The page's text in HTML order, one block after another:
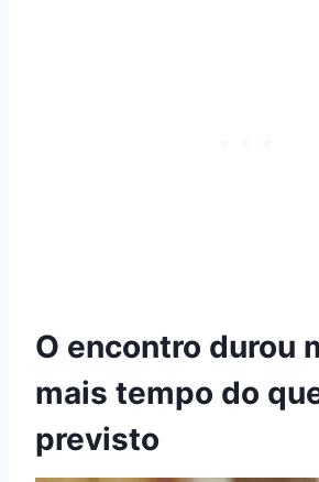
O encontro durou
mais tempo do
previsto